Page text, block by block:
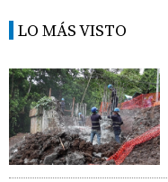
LO MÁS VISTO